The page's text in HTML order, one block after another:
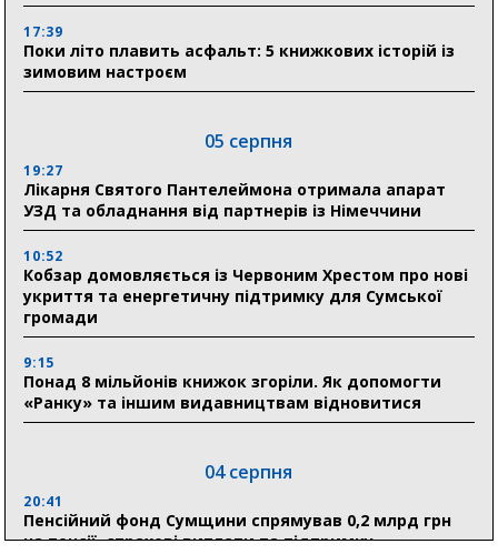
17:39
Поки літо плавить асфальт: 5 книжкових історій із
зимовим настроєм
05 серпня
19:27
Лікарня Святого Пантелеймона отримала апарат
УЗД та обладнання від партнерів із Німеччини
10:52
Кобзар домовляється із Червоним Хрестом про нові
укриття та енергетичну підтримку для Сумської
громади
9:15
Понад 8 мільйонів книжок згоріли. Як допомогти
«Ранку» та іншим видавництвам відновитися
04 серпня
20:41
Пенсійний фонд Сумщини спрямував 0,2 млрд грн
на пенсії, страхові виплати та підтримку